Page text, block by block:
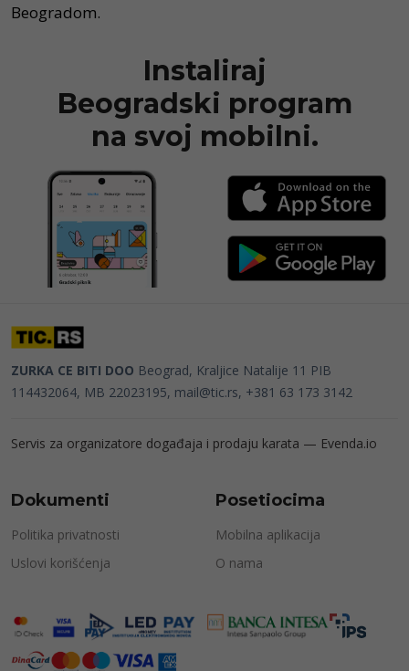
Beogradom.
Instaliraj
Beogradski program
na svoj mobilni.
ZURKA CE BITI DOO Beograd, Kraljice Natalije 11 PIB
114432064, MB 22023195, mail@tic.rs, +381 63 173 3142
Servis za organizatore događaja i prodaju karata — Evenda.io
Dokumenti
Politika privatnosti
Uslovi korišćenja
Posetiocima
Mobilna aplikacija
O nama